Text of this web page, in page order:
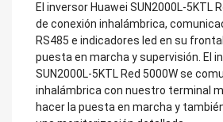
El inversor Huawei SUN2000L-5KTL
de conexión inhalámbrica,
RS485 e indicadores led en su
puesta en marcha y supervisión. El
SUN2000L-5KTL Red 5000W se
inhalámbrica con nuestro terminal
hacer la puesta en marcha y